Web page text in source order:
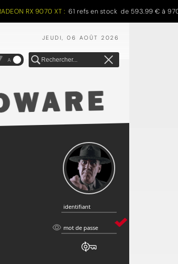
RX 9070 XT : 61 refs en stock de 593.99 € à
JEUDI, 06 AOÛT 2026
A
identifiant
identifiant
mot
mot de passe